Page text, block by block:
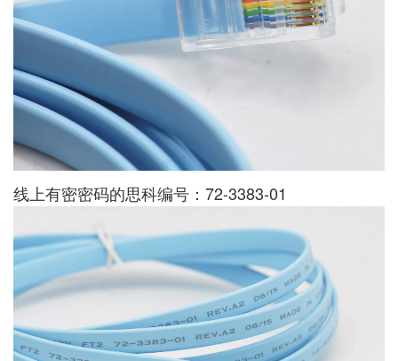
线上有密密码的思科编号：72-3383-01